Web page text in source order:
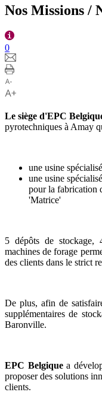
Nos Missions /
0
Le siège d'EPC
pyrotechniques à Amay
une usine
une usine
pour la fabrication
'Matrice'
5 dépôts de
machines de forage
des clients dans le strict
De plus, afin de
supplémentaires de
Baronville.
EPC Belgiquea
proposer des solutions
clients.